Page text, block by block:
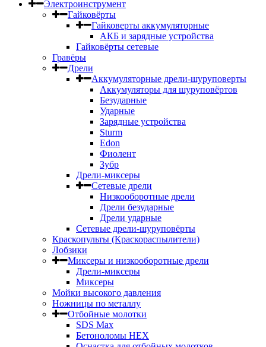
Электроинструмент
Гайковёрты
Гайковерты аккумуляторные
АКБ и зарядные устройства
Гайковёрты сетевые
Гравёры
Дрели
Аккумуляторные дрели-шуруповерты
Аккумуляторы для шуруповёртов
Безударные
Ударные
Зарядные устройства
Sturm
Edon
Фиолент
Зубр
Дрели-миксеры
Сетевые дрели
Низкооборотные дрели
Дрели безударные
Дрели ударные
Сетевые дрели-шуруповёрты
Краскопульты (Краскораспылители)
Лобзики
Миксеры и низкооборотные дрели
Дрели-миксеры
Миксеры
Мойки высокого давления
Ножницы по металлу
Отбойные молотки
SDS Max
Бетоноломы HEX